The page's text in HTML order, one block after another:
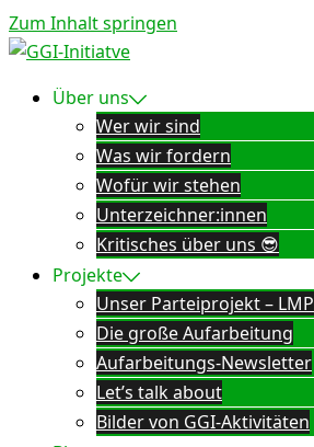
Zum Inhalt springen
Über uns
Wer wir sind
Was wir fordern
Wofür wir stehen
Unterzeichner:innen
Kritisches über uns 😎
Projekte
Unser Parteiprojekt – LMP
Die große Aufarbeitung
Aufarbeitungs-Newsletter
Let’s talk about
Bilder von GGI-Aktivitäten